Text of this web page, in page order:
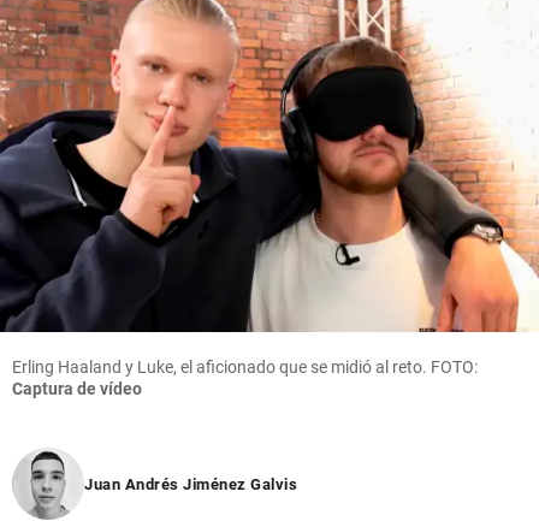
Erling Haaland y Luke, el aficionado que se midió al reto. FOTO:
Captura de vídeo
Juan Andrés Jiménez Galvis